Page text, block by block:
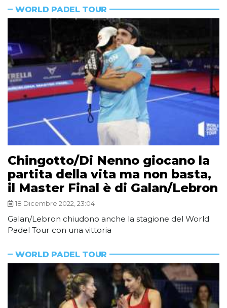
WORLD PADEL TOUR
Chingotto/Di Nenno giocano la
partita della vita ma non basta,
il Master Final è di Galan/Lebron
18 Dicembre 2022, 23:04
Galan/Lebron chiudono anche la stagione del World
Padel Tour con una vittoria
WORLD PADEL TOUR